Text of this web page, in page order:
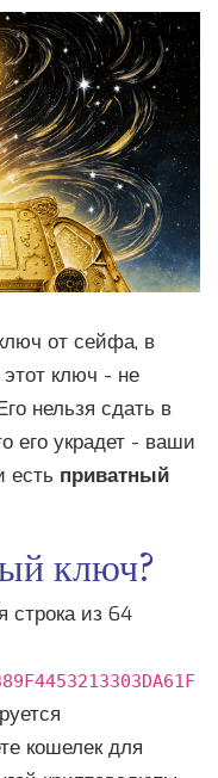
от сейфа, в
ключ - не
нельзя сдать в
его украдет - ваши
есть приватный
ключ?
строка из 64
кошелек для